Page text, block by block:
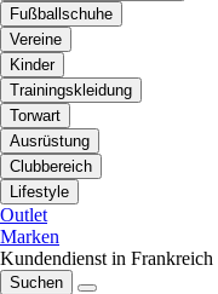
Fußballschuhe
Vereine
Kinder
Trainingskleidung
Torwart
Ausrüstung
Clubbereich
Lifestyle
Outlet
Marken
Kundendienst in Frankreich
Suchen